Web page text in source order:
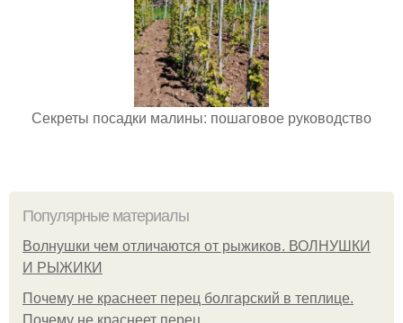
Секреты посадки малины: пошаговое руководство
Популярные материалы
Волнушки чем отличаются от рыжиков. ВОЛНУШКИ
И РЫЖИКИ
Почему не краснеет перец болгарский в теплице.
Почему не краснеет перец